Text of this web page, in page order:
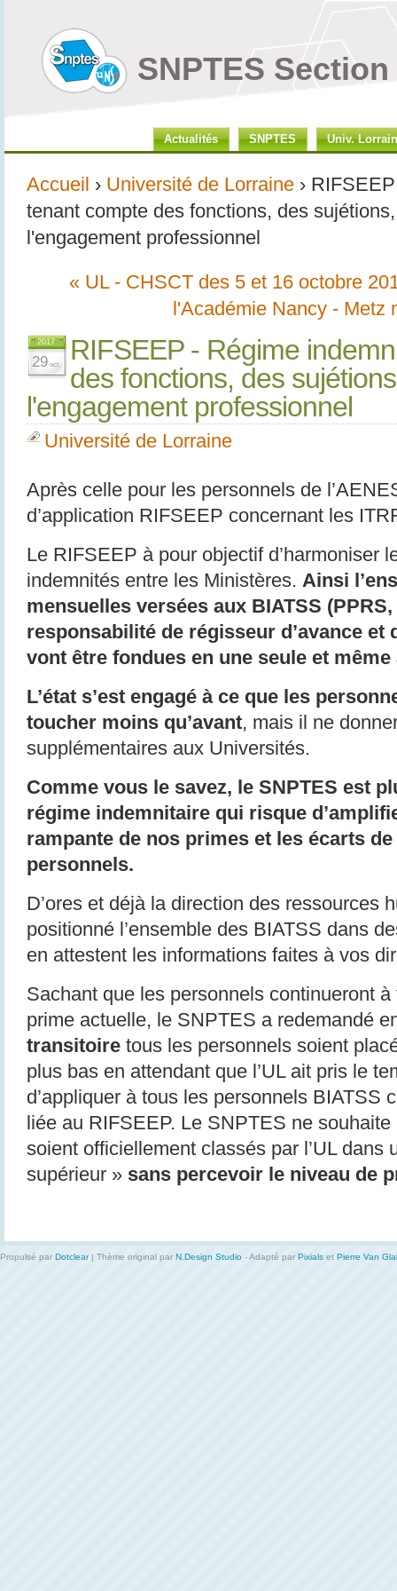
SNPTES
Actualités SNPTES Univ.
Accueil › Université de Lorraine ›
tenant compte des fonctions, des
l'engagement professionnel
« UL - CHSCT des 5 et 16 octobre
l'Académie Nancy - Metz
2017
29 oct.
RIFSEEP - Régime
des fonctions, des
l'engagement professionnel
Université de Lorraine
Après celle pour les personnels de
d’application RIFSEEP concernant les
Le RIFSEEP à pour objectif d’harmoniser
indemnités entre les Ministères. Ainsi
mensuelles versées aux BIATSS
responsabilité de régisseur d’avance et
vont être fondues en une seule et même
L’état s’est engagé à ce que les
toucher moins qu’avant, mais il ne
supplémentaires aux Universités.
Comme vous le savez, le SNPTES est
régime indemnitaire qui risque
rampante de nos primes et les écarts
personnels.
D’ores et déjà la direction des ressources
positionné l’ensemble des BIATSS dans
en attestent les informations faites à vos
Sachant que les personnels continueront à
prime actuelle, le SNPTES a redemandé
transitoire tous les personnels soient
plus bas en attendant que l’UL ait pris le
d’appliquer à tous les personnels BIATSS
liée au RIFSEEP. Le SNPTES ne
soient officiellement classés par l’UL dans
supérieur » sans percevoir le niveau de
Propulsé par Dotclear| Thème original par N.Design Studio - Adapté par Pixials et Pierre Van